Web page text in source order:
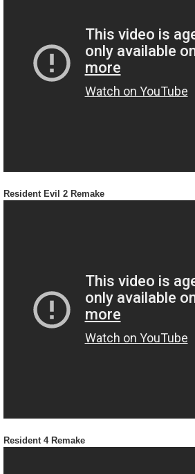
Resident Evil 2 Remake
Resident 4 Remake